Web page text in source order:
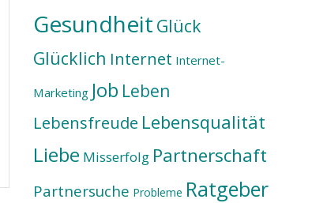
Gesundheit Glück
Glücklich Internet Internet-
Marketing Job Leben
Lebensfreude Lebensqualität
Liebe Misserfolg Partnerschaft
Partnersuche Probleme Ratgeber